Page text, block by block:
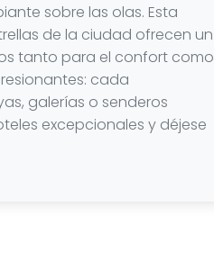
sobre las olas. Esta
de la ciudad ofrecen un
tanto para el confort como
cada
galerías o senderos
excepcionales y déjese